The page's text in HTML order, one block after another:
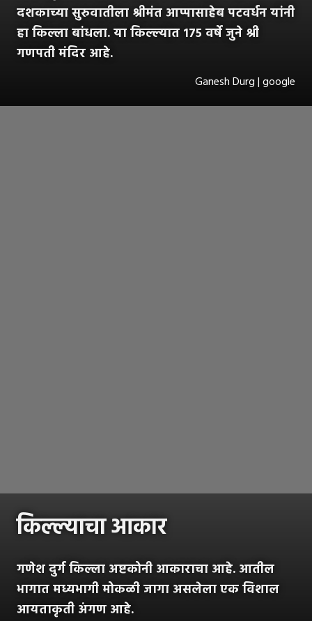
दशकाच्या सुरुवातीला श्रीमंत आप्पासाहेब पटवर्धन यांनी
हा किल्ला बांधला. या किल्ल्यात १७५ वर्षे जुने श्री
गणपती मंदिर आहे.
Ganesh Durg | google
किल्ल्याचा आकार
गणेश दुर्ग किल्ला अष्टकोनी आकाराचा आहे. आतील
भागात मध्यभागी मोकळी जागा असलेला एक विशाल
आयताकृती अंगण आहे.